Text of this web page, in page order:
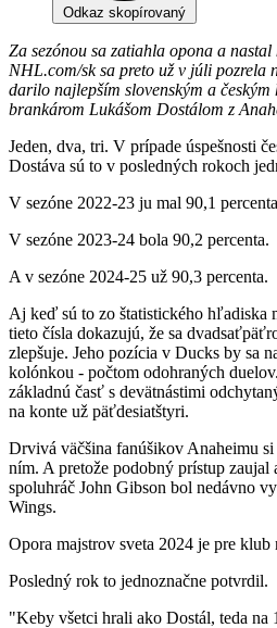
Odkaz skopírovaný
Za sezónou sa zatiahla opona a
NHL.com/sk sa preto už v júli pozrela
darilo najlepším slovenským a
brankárom Lukášom Dostálom z
Jeden, dva, tri. V prípade úspešnosti
Dostáva sú to v posledných rokoch
V sezóne 2022-23 ju mal 90,1
V sezóne 2023-24 bola 90,2 percenta.
A v sezóne 2024-25 už 90,3 percenta.
Aj keď sú to zo štatistického hľadiska
tieto čísla dokazujú, že sa
zlepšuje. Jeho pozícia v Ducks by sa
kolónkou - počtom odohraných
základnú časť s devätnástimi
na konte už päťdesiatštyri.
Drvivá väčšina fanúšikov Anaheimu
ním. A pretože podobný prístup
spoluhráč John Gibson bol nedávno
Wings.
Opora majstrov sveta 2024 je pre klub
Posledný rok to jednoznačne potvrdil.
"Keby všetci hrali ako Dostál, teda na